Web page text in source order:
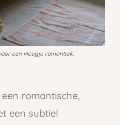
een vleugje romantiek.
romantische,
een subtiel